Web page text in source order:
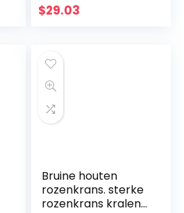
$29.03
Bruine houten
rozenkrans. sterke
rozenkrans kralen